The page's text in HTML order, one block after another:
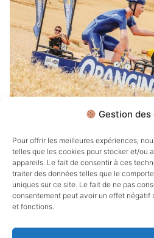
Gestion des
Pour offrir les meilleures expériences,
telles que les cookies pour stocker et/ou
appareils. Le fait de consentir à ces
traiter des données telles que le
uniques sur ce site. Le fait de ne pas
consentement peut avoir un effet négatif
et fonctions.
Retour aux